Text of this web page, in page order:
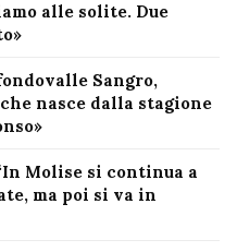
alle solite. Due
Sangro,
nasce dalla stagione
Molise si continua a
ma poi si va in